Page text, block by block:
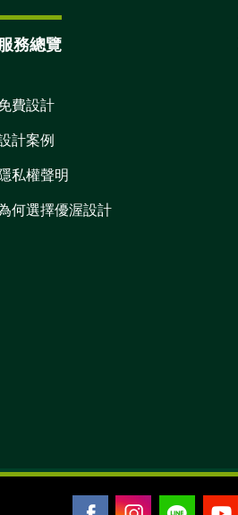
務總覽
費設計
計案例
隱私權聲明
何選擇優渥設計